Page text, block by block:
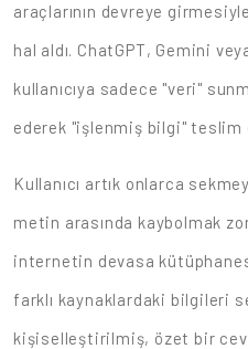
araçlarının devreye
hal aldı. ChatGPT, Gemini
kullanıcıya sadece "veri"
ederek "işlenmiş bilgi" teslim
Kullanıcı artık onlarca
metin arasında kaybolmak
internetin devasa
farklı kaynaklardaki bilgileri
kişiselleştirilmiş, özet bir